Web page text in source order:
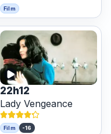
Film
22h12
Lady Vengeance
Film -16